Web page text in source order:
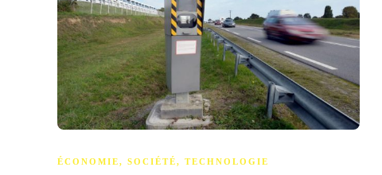
ÉCONOMIE, SOCIÉTÉ, TECHNOLOGIE